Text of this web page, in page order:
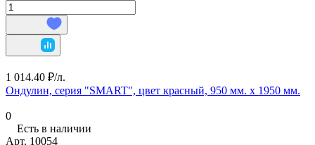
1 014.40 ₽/л.
Ондулин, серия "SMART", цвет красный, 950 мм. х 1950 мм.
0
Есть в наличии
Арт. 10054